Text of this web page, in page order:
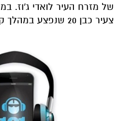
של מזרח העיר לואדי ג'וז.
צעיר כבן 20 שנפצע במהלך קטטה.